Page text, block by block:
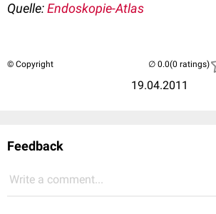
Quelle:Endoskopie-Atlas
© Copyright
19.04.2011
(0 ratings)
Feedback
Write a comment...